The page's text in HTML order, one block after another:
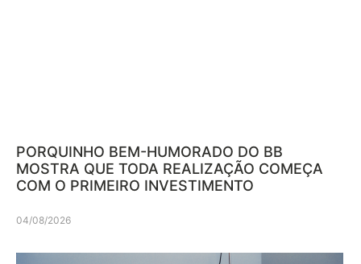
PORQUINHO BEM-HUMORADO DO BB
MOSTRA QUE TODA REALIZAÇÃO COMEÇA
COM O PRIMEIRO INVESTIMENTO
04/08/2026